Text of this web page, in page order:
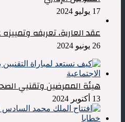
17 يوليو 2024
عقد العارية، تعريفه
26 يونيو 2024
هيئة الممرضين وتقنيي
13 أكتوبر 2024